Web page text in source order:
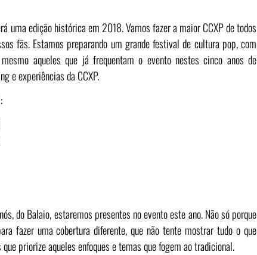
uma edição histórica em 2018. Vamos fazer a maior CCXP de todos
fãs. Estamos preparando um grande festival de cultura pop, com
aqueles que já frequentam o evento nestes cinco anos de
e experiências da CCXP.
do Balaio, estaremos presentes no evento este ano. Não só porque
fazer uma cobertura diferente, que não tente mostrar tudo o que
priorize aqueles enfoques e temas que fogem ao tradicional.